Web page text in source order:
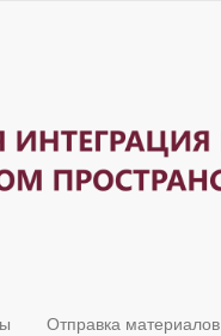
Отправка материалов